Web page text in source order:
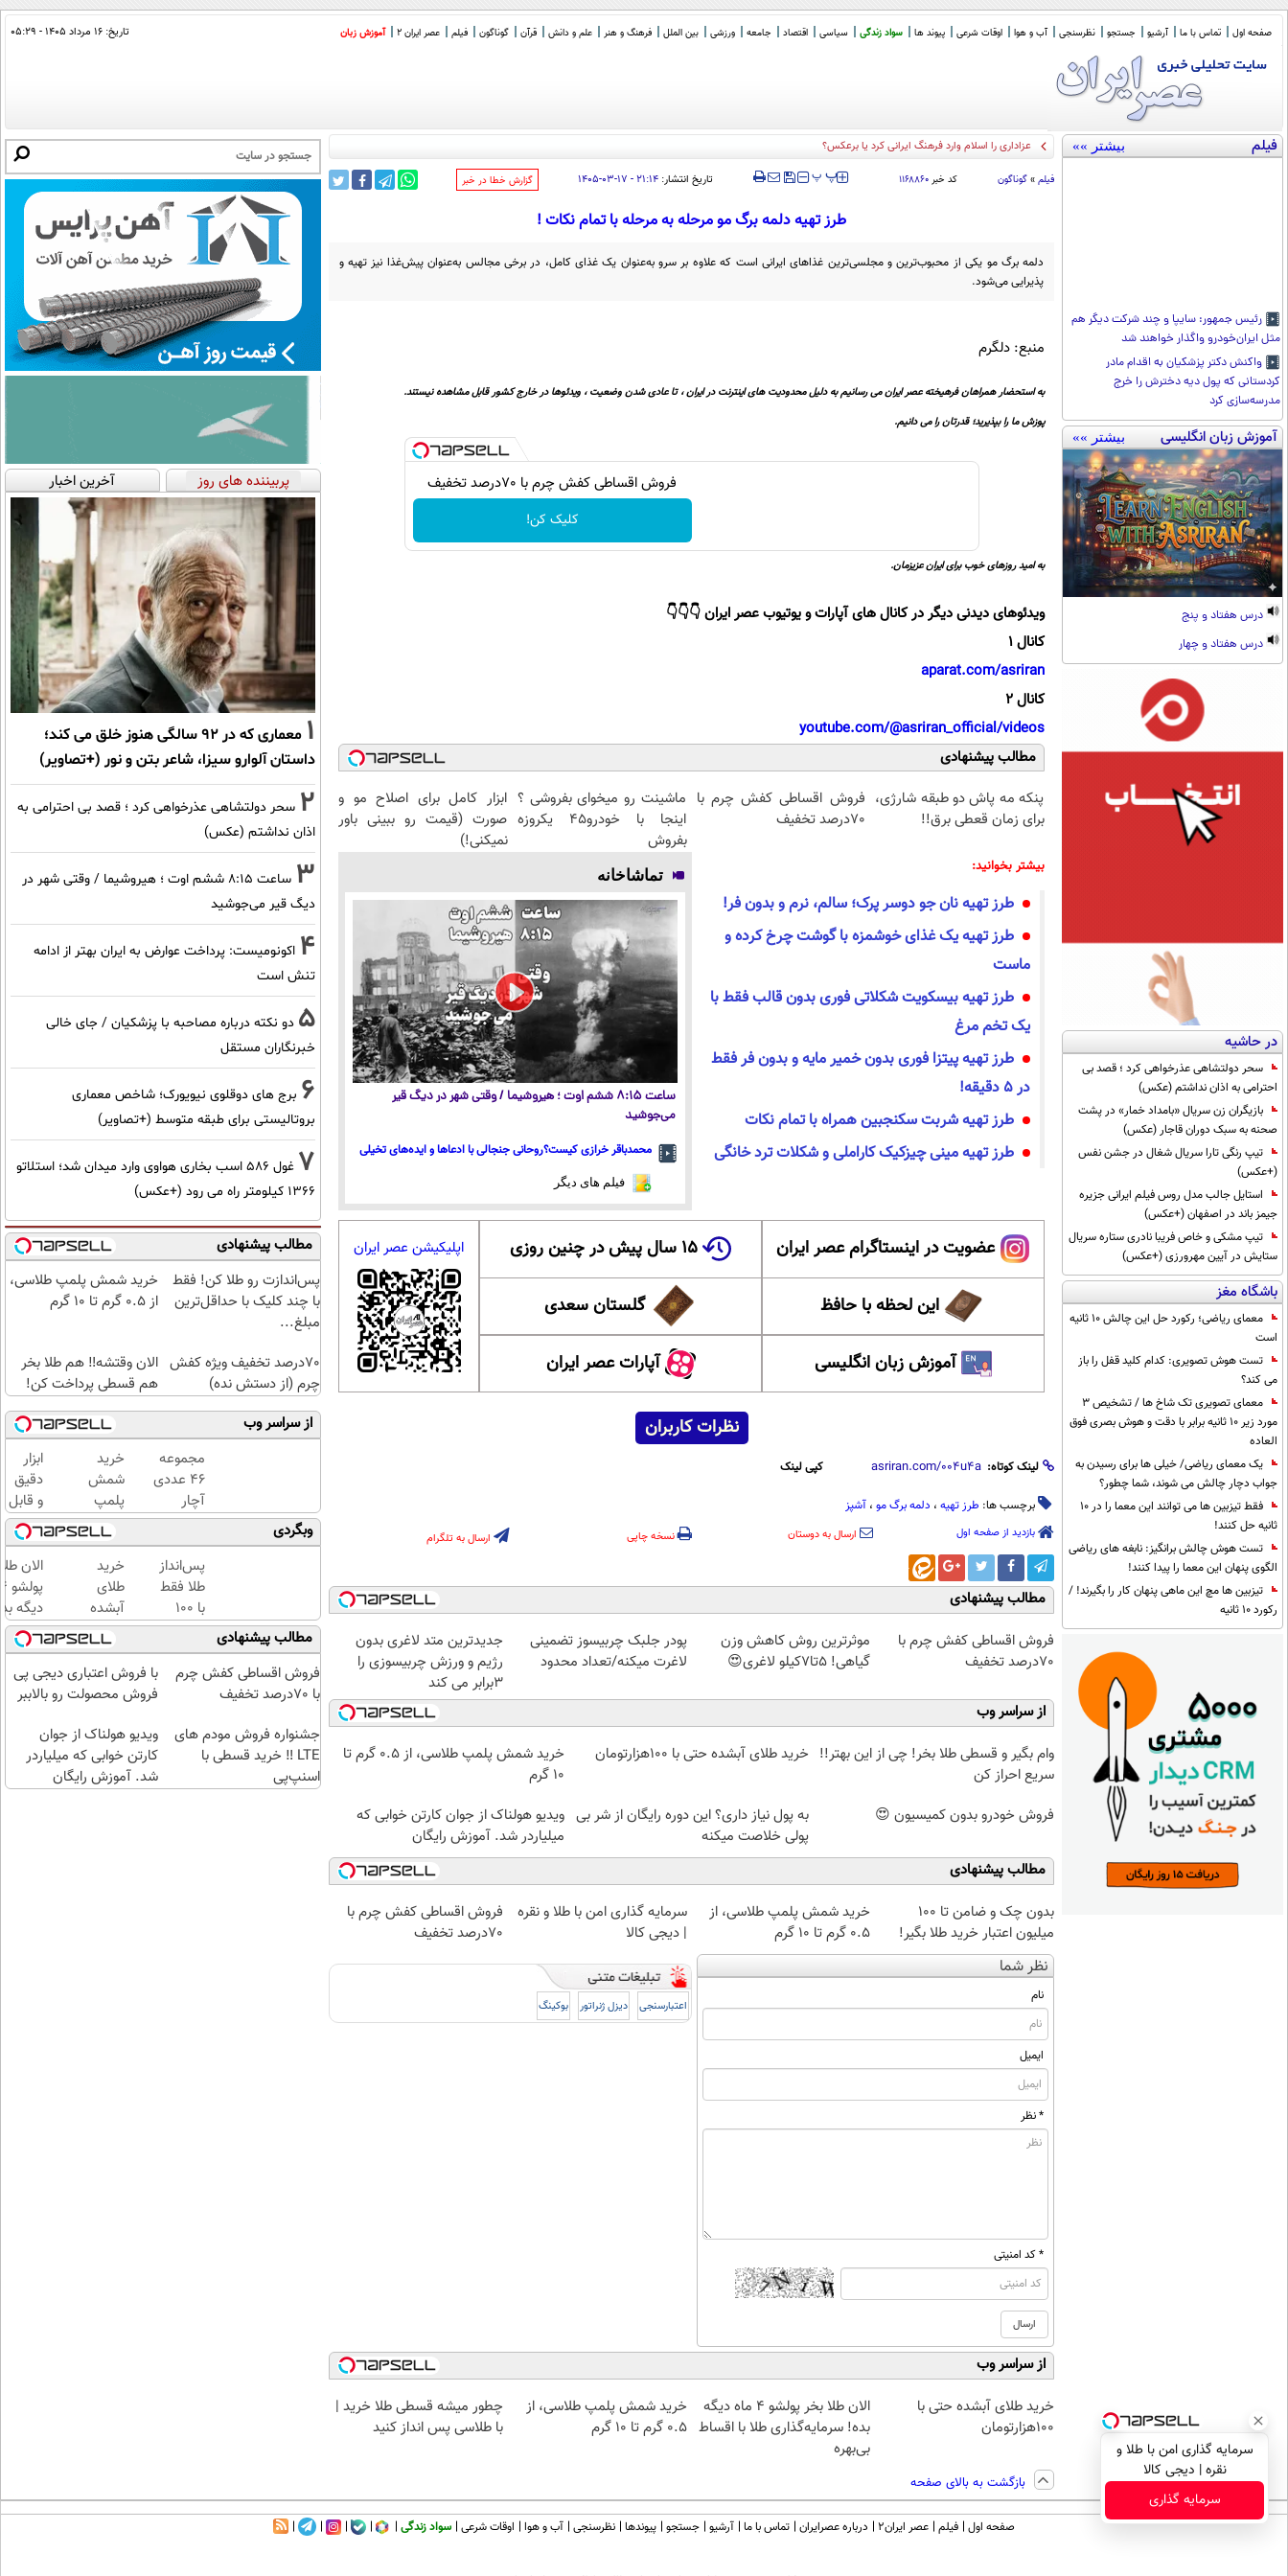
صفحه اول تماس با ما آرشیو جستجو نظرسنجی آب و هوا اوقات شرعی پیوند ها سواد زندگی سیاسی اقتصاد جامعه ورزشی بین الملل فرهنگ و هنر علم و دانش قرآن گوناگون فیلم عصر ایران 2 آموزش زبان تاریخ: ۱۶ مرداد ۱۴۰۵ - ۰۵:۲۹
فیلم بیشتر »»
رئیس جمهور: سایپا و چند شرکت دیگر هم
مثل ایران‌خودرو واگذار خواهند شد
واکنش دکتر پزشکیان به اقدام مادر
کردستانی که پول دیه دخترش را خرج
مدرسه‌سازی کرد
آموزش زبان انگلیسی بیشتر »»
درس هفتاد و پنج
درس هفتاد و چهار
در حاشیه
سحر دولتشاهی عذرخواهی کرد ؛ قصد بی
احترامی به اذان نداشتم (عکس)
بازیگران زن سریال «بامداد خمار» در پشت
صحنه به سبک دوران قاجار (عکس)
تیپ رنگی تارا سریال شغال در جشن نفس
(+عکس)
استایل جالب مدل روس فیلم ایرانی جزیره
جیمز باند در اصفهان (+عکس)
تیپ مشکی و خاص فریبا نادری ستاره سریال
ستایش در آیین مهرورزی (+عکس)
باشگاه مغز
معمای ریاضی؛ رکورد حل این چالش 10 ثانیه
است
تست هوش تصویری: کدام کلید قفل را باز
می کند؟
معمای تصویری تک شاخ ها / تشخیص 3
مورد زیر 10 ثانیه برابر با دقت و هوش بصری فوق
العاده
یک معمای ریاضی/ خیلی ها برای رسیدن به
جواب دچار چالش می شوند، شما چطور؟
فقط تیزبین ها می توانند این معما را در 10
ثانیه حل کنند!
تست هوش چالش برانگیز: نابغه های ریاضی
الگوی پنهان این معما را پیدا کنند!
تیزبین ها مچ این ماهی پنهان کار را بگیرند! /
رکورد 10 ثانیه
عزاداری را اسلام وارد فرهنگ ایرانی کرد یا برعکس؟
فیلم » گوناگون کد خبر۱۱۶۸۸۶۰ ‍‍‍ پپ تاریخ انتشار: ۲۱:۱۴ - ۱۷-۰۳-۱۴۰۵ ‌گزارش خطا در خبر
طرز تهیه دلمه برگ مو مرحله به مرحله با تمام نکات !
دلمه برگ مو یکی از محبوب‌ترین و مجلسی‌ترین غذا‌های ایرانی است که علاوه بر سرو به‌عنوان یک غذای کامل، در برخی مجالس به‌عنوان پیش‌غذا نیز تهیه و
پذیرایی می‌شود.
منبع: دلگرم
به استحضار همراهان فرهیخته عصر ایران می رسانیم به دلیل محدودیت های اینترنت در ایران ، تا عادی شدن وضعیت ، ویدئوها در خارج کشور قابل مشاهده نیستند.
پوزش ما را بپذیرید؛ قدرتان را می دانیم.
فروش اقساطی کفش چرم با 70درصد تخفیف
کلیک کن!
به امید روزهای خوب برای ایران عزیزمان.
ویدئوهای دیدنی دیگر در کانال های آپارات و یوتیوب عصر ایران 👇👇👇
کانال 1
aparat.com/asriran
کانال 2
youtube.com/@asriran_official/videos
مطالب پیشنهادی
پنکه مه پاش دو طبقه شارژی،
برای زمان قعطی برق!!
فروش اقساطی کفش چرم با
70درصد تخفیف
ماشینت رو میخوای بفروشی ؟
اینجا با خودرو45 یکروزه
بفروش
ابزار کامل برای اصلاح مو و
صورت (قیمت رو ببینی باور
نمیکنی!)
بیشتر بخوانید:
طرز تهیه نان جو دوسر پرک؛ سالم، نرم و بدون فر!
طرز تهیه یک غذای خوشمزه با گوشت چرخ کرده و
ماست
طرز تهیه بیسکویت شکلاتی فوری بدون قالب فقط با
یک تخم مرغ
طرز تهیه پیتزا فوری بدون خمیر مایه و بدون فر فقط
در ۵ دقیقه!
طرز تهیه شربت سکنجبین همراه با تمام نکات
طرز تهیه مینی چیزکیک کاراملی و شکلات ترد خانگی
تماشاخانه
ساعت ۸:۱۵ ششم اوت ؛ هیروشیما / وقتی شهر در دیگ قیر
می‌جوشید
محمدباقر خرازی کیست؟روحانی جنجالی با ادعاها و ایده‌های تخیلی
فیلم های دیگر
عضویت در اینستاگرام عصر ایران ۱۵ سال پیش در چنین روزی
این لحظه با حافظ گلستان سعدی
آموزش زبان انگلیسی آپارات عصر ایران
اپلیکیشن عصر ایران
نظرات کاربران
لینک کوتاه: کپی لینک
برچسب ها: طرز تهیه ، دلمه برگ مو ، آشپز
بازدید از صفحه اول ارسال به دوستان نسخه چاپی ارسال به تلگرام
مطالب پیشنهادی
فروش اقساطی کفش چرم با
70درصد تخفیف
موثرترین روش کاهش وزن
گیاهی! 5تا۷کیلو لاغری😍
پودر جلبک چربیسوز تضمینی
لاغرت میکنه/تعداد محدود
جدیدترین متد لاغری بدون
رژیم و ورزش چربیسوزی را
3برابر می کند
از سراسر وب
وام بگیر و قسطی طلا بخر! چی از این بهتر!!
سریع احراز کن
خرید طلای آبشده حتی با ۱۰۰هزارتومان
خرید شمش پلمپ طلاسی، از ۰.۵ گرم تا
۱۰ گرم
فروش خودرو بدون کمیسیون 😍
به پول نیاز داری؟ این دوره رایگان از شر بی
پولی خلاصت میکنه
ویدیو هولناک از جوان کارتن خوابی که
میلیاردر شد. آموزش رایگان
مطالب پیشنهادی
بدون چک و ضامن تا 100
میلیون اعتبار خرید طلا بگیر!
خرید شمش پلمپ طلاسی، از
۰.۵ گرم تا ۱۰ گرم
سرمایه گذاری امن با طلا و نقره
| دیجی کالا
فروش اقساطی کفش چرم با
70درصد تخفیف
نظر شما
نام
ایمیل
* نظر
* کد امنیتی
اعتبارسنجی دیزل ژنراتور بوکینگ
از سراسر وب
خرید طلای آبشده حتی با
۱۰۰هزارتومان
الان طلا بخر پولشو 4 ماه دیگه
بده! سرمایه‌گذاری طلا با اقساط
بی‌بهره
خرید شمش پلمپ طلاسی، از
۰.۵ گرم تا ۱۰ گرم
چطور میشه قسطی طلا خرید |
با طلاسی پس انداز کنید
بازگشت به بالای صفحه
پربیننده های روز آخرین اخبار
1
معماری که در 92 سالگی هنوز خلق می کند؛
داستان آلوارو سیزا، شاعر بتن و نور (+تصاویر)
2 سحر دولتشاهی عذرخواهی کرد ؛ قصد بی احترامی به
اذان نداشتم (عکس)
3
ساعت ۸:۱۵ ششم اوت ؛ هیروشیما / وقتی شهر در
دیگ قیر می‌جوشید
4 اکونومیست: پرداخت عوارض به ایران بهتر از ادامه
تنش است
5 دو نکته درباره مصاحبه با پزشکیان / جای خالی
خبرنگاران مستقل
6 برج های دوقلوی نیویورک؛ شاخص معماری
بروتالیستی برای طبقه متوسط (+تصاویر)
7
غول 586 اسب بخاری هواوی وارد میدان شد؛ استلاتو
1366 کیلومتر راه می رود (+عکس)
مطالب پیشنهادی
پس‌اندازت رو طلا کن! فقط
با چند کلیک با حداقل‌ترین
مبلغ...
خرید شمش پلمپ طلاسی،
از ۰.۵ گرم تا ۱۰ گرم
70درصد تخفیف ویژه کفش
چرم (از دستش نده)
الان وقتشه‼️ هم طلا بخر
هم قسطی پرداخت کن!
از سراسر وب
مجموعه
۴۶ عددی
آچار
بکس،
مخصوص
مردان
واقعی!!
(مشاهده
قیمت
فوق‌العاده)
خرید
شمش
پلمپ
طلاسی،
از ۰.۵
گرم تا
۱۰ گرم
ابزار
دقیق
و قابل
اعتماد
برای
اندازه
گیری
فشار
خون
در
خانه
(نصف
وبگردی
پس‌انداز
طلا فقط
با ۱۰۰
هزارتومان
(امن و
راحت)
خرید
طلای
آبشده
حتی با
۱۰۰هزارتومان
الان
دیگه
طلا با
بی‌بهره
مطالب پیشنهادی
فروش اقساطی کفش چرم
با 70درصد تخفیف
با فروش اعتباری دیجی پی
فروش محصولت رو بالاببر
جشنواره فروش مودم های
LTE ‼️ خرید قسطی با
اسنپ‌پی
ویدیو هولناک از جوان
کارتن خوابی که میلیاردر
شد. آموزش رایگان
سرمایه گذاری امن با طلا و
نقره | دیجی کالا
سرمایه گذاری
صفحه اول فیلم عصر ایران۲ درباره عصرایران تماس با ما آرشیو جستجو پیوندها نظرسنجی آب و هوا اوقات شرعی سواد زندگی